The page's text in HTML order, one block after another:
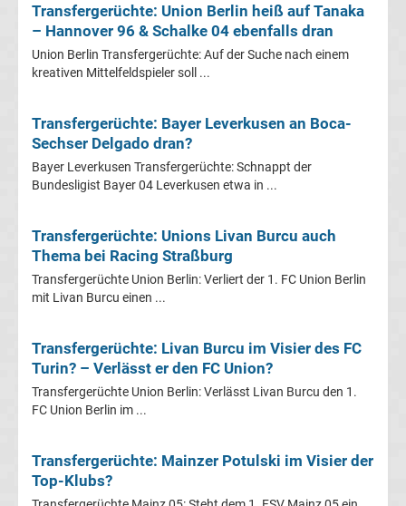
Bundesliga
Porträts
Fußballklubs
Fußball
2.
Liga
3.
Liga
Pokal
Transfergerüchte: Union Berlin heiß auf Tanaka
– Hannover 96 & Schalke 04 ebenfalls dran
Union Berlin Transfergerüchte: Auf der Suche nach einem
kreativen Mittelfeldspieler soll ...
Transfergerüchte: Bayer Leverkusen an Boca-
Sechser Delgado dran?
Bayer Leverkusen Transfergerüchte: Schnappt der
Bundesligist Bayer 04 Leverkusen etwa in ...
Transfergerüchte: Unions Livan Burcu auch
Thema bei Racing Straßburg
Transfergerüchte Union Berlin: Verliert der 1. FC Union Berlin
mit Livan Burcu einen ...
Transfergerüchte: Livan Burcu im Visier des FC
Turin? – Verlässt er den FC Union?
Transfergerüchte Union Berlin: Verlässt Livan Burcu den 1.
FC Union Berlin im ...
Transfergerüchte: Mainzer Potulski im Visier der
Top-Klubs?